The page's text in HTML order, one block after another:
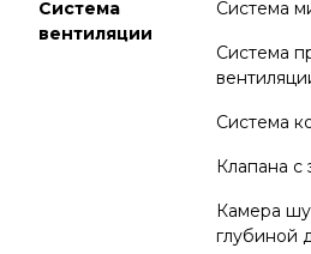
Система
вентиляции
Система
Система
Система
Клапана с
Камера
глубиной